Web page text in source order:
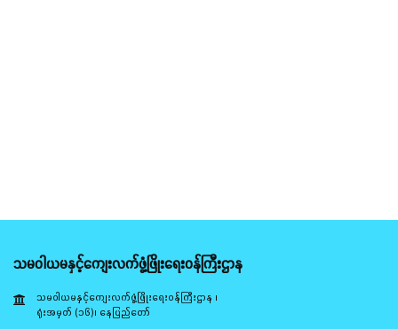
သမဝါယမနှင့်ကျေးလက်ဖွံ့ဖြိုးရေးဝန်ကြီးဌာန
သမဝါယမနှင့်ကျေးလက်ဖွံ့ဖြိုးရေးဝန်ကြီးဌာန ၊
ရုံးအမှတ် (၁၆)၊ နေပြည်တော်